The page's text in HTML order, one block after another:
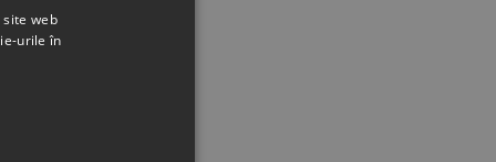
web
urile în